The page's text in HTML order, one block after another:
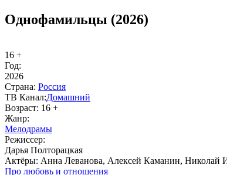
Однофамильцы (2026)
16 +
Год:
2026
Стра­на: Рос­сия
ТВ Ка­нал:До­маш­ний
Воз­раст: 16 +
Жанр:
Ме­ло­дра­мы
Ре­жис­сер:
Дарья Полторацкая
Ак­тё­ры: Анна Леванова, Алексей Каманин, Николай
Про лю­бовь и от­но­ше­ния